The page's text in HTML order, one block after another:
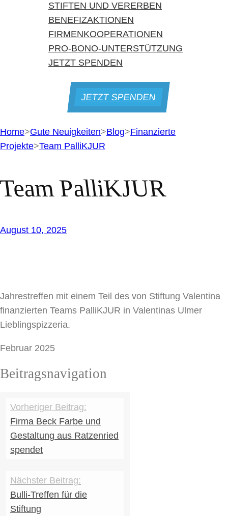
STIFTEN UND VERERBEN
BENEFIZAKTIONEN
FIRMENKOOPERATIONEN
PRO-BONO-UNTERSTÜTZUNG
JETZT SPENDEN
JETZT SPENDEN
Home>Gute Neuigkeiten>Blog>Finanzierte
Projekte>Team PalliKJUR
PalliKJUR
August 10, 2025
Jahrestreffen mit einem Teil des von Stiftung Valentina
finanzierten Teams PalliKJUR in Valentinas Ulmer
Lieblingspizzeria.
Februar 2025
Beitragsnavigation
Firma Beck Farbe und
Gestaltung aus Ratzenried
spendet
Bulli-Treffen für die
Stiftung